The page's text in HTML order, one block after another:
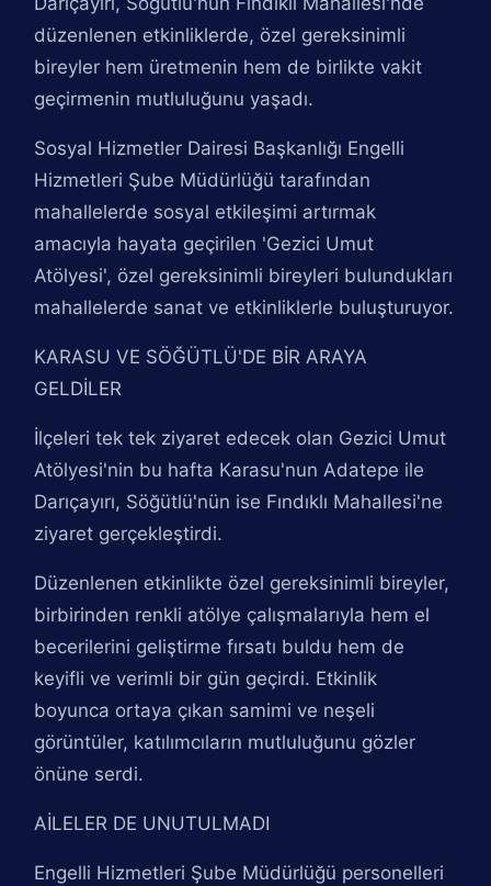
düzenlenen etkinliklerde, özel gereksinimli
bireyler hem üretmenin hem de birlikte vakit
geçirmenin mutluluğunu yaşadı.
Sosyal Hizmetler Dairesi Başkanlığı Engelli
Hizmetleri Şube Müdürlüğü tarafından
mahallelerde sosyal etkileşimi artırmak
amacıyla hayata geçirilen 'Gezici Umut
Atölyesi', özel gereksinimli bireyleri bulundukları
mahallelerde sanat ve etkinliklerle buluşturuyor.
KARASU VE SÖĞÜTLÜ'DE BİR ARAYA
GELDİLER
İlçeleri tek tek ziyaret edecek olan Gezici Umut
Atölyesi'nin bu hafta Karasu'nun Adatepe ile
Darıçayırı, Söğütlü'nün ise Fındıklı Mahallesi'ne
ziyaret gerçekleştirdi.
Düzenlenen etkinlikte özel gereksinimli bireyler,
birbirinden renkli atölye çalışmalarıyla hem el
becerilerini geliştirme fırsatı buldu hem de
keyifli ve verimli bir gün geçirdi. Etkinlik
boyunca ortaya çıkan samimi ve neşeli
görüntüler, katılımcıların mutluluğunu gözler
önüne serdi.
AİLELER DE UNUTULMADI
Engelli Hizmetleri Şube Müdürlüğü personelleri